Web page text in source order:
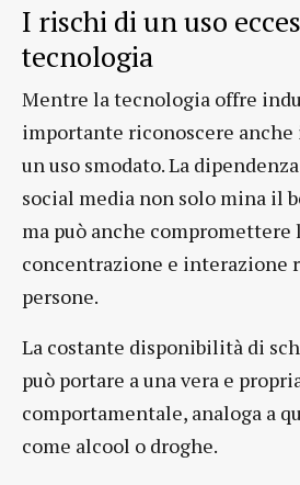
I rischi di un uso
tecnologia
Mentre la tecnologia offre
importante riconoscere
un uso smodato. La
social media non solo mina il
ma può anche compromettere
concentrazione e interazione
persone.
La costante disponibilità di
può portare a una vera e
comportamentale, analoga a
come alcool o droghe.